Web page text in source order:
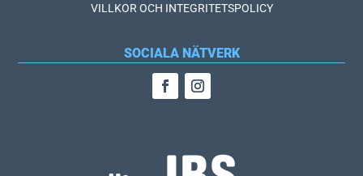
VILLKOR OCH INTEGRITETSPOLICY
SOCIALA NÄTVERK